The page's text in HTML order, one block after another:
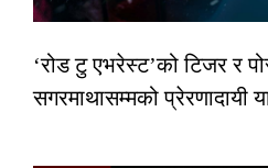
‘रोड टु एभरेस्ट’को टिजर र
सगरमाथासम्मको प्रेरणादायी